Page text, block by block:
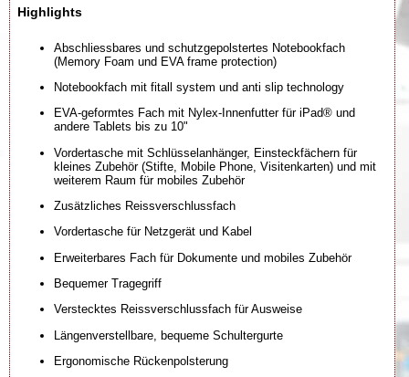
Highlights
Abschliessbares und schutzgepolstertes Notebookfach
(Memory Foam und EVA frame protection)
Notebookfach mit fitall system und anti slip technology
EVA-geformtes Fach mit Nylex-Innenfutter für iPad® und
andere Tablets bis zu 10"
Vordertasche mit Schlüsselanhänger, Einsteckfächern für
kleines Zubehör (Stifte, Mobile Phone, Visitenkarten) und mit
weiterem Raum für mobiles Zubehör
Zusätzliches Reissverschlussfach
Vordertasche für Netzgerät und Kabel
Erweiterbares Fach für Dokumente und mobiles Zubehör
Bequemer Tragegriff
Verstecktes Reissverschlussfach für Ausweise
Längenverstellbare, bequeme Schultergurte
Ergonomische Rückenpolsterung